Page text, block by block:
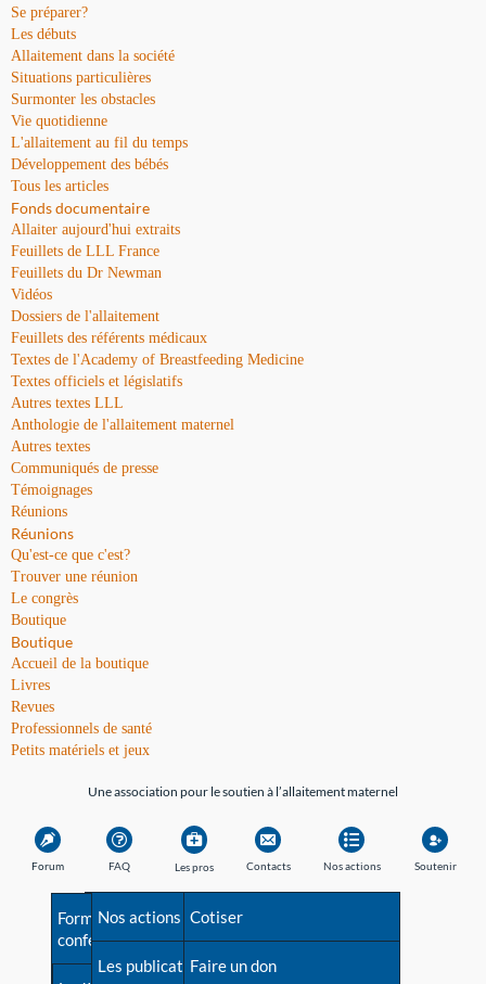
Se préparer?
Les débuts
Allaitement dans la société
Situations particulières
Surmonter les obstacles
Vie quotidienne
L'allaitement au fil du temps
Développement des bébés
Tous les articles
Fonds documentaire
Allaiter aujourd'hui extraits
Feuillets de LLL France
Feuillets du Dr Newman
Vidéos
Dossiers de l'allaitement
Feuillets des référents médicaux
Textes de l'Academy of Breastfeeding Medicine
Textes officiels et législatifs
Autres textes LLL
Anthologie de l'allaitement maternel
Autres textes
Communiqués de presse
Témoignages
Réunions
Réunions
Qu'est-ce que c'est?
Trouver une réunion
Le congrès
Boutique
Boutique
Accueil de la boutique
Livres
Revues
Professionnels de santé
Petits matériels et jeux
Une association pour le soutien à l’allaitement maternel
Forum FAQ
Avant la naissance
Les débuts
Les pros
Formations et
conférences
Contacts
Besoin d'aide?
Répertoire de tous les
Nos actions
Nos actions
Les publications
Soutenir
Cotiser
Faire un don